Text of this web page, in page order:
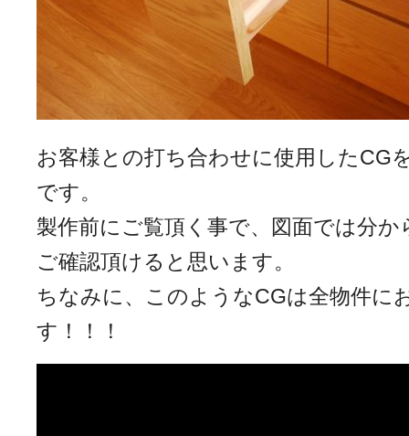
お客様との打ち合わせに使用したCG
です。
製作前にご覧頂く事で、図面では分
ご確認頂けると思います。
ちなみに、このようなCGは全物件に
す！！！